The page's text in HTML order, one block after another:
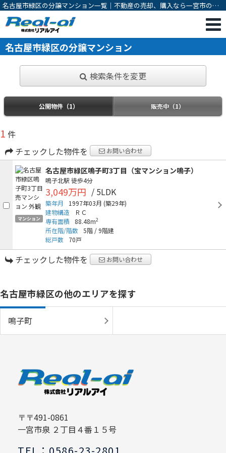
名古屋市緑区の分譲マンション一覧｜不動産の売却、購入なら一宮市の不
動産会社 株式会社リアルアイ
名古屋市緑区の分譲マンション
検索条件を変更
公開物件（1） 販売中（1）
1 件
チェックした物件を
お問い合わせ
マンション
名古屋市緑区鳴子町3丁目（宝マンション鳴子）
鳴子北駅 徒歩4分
3,049万円 / 5LDK
築年月 1997年03月 (築29年)
建物構造
ＲＣ
専有面積
88.48m2
所在階/階数 5階 /9階建
総戸数
70戸
チェックした物件を お問い合わせ
名古屋市緑区の他のエリアを探す
鳴子町
〒〒491-0861
一宮市泉 ２丁目４番１５号